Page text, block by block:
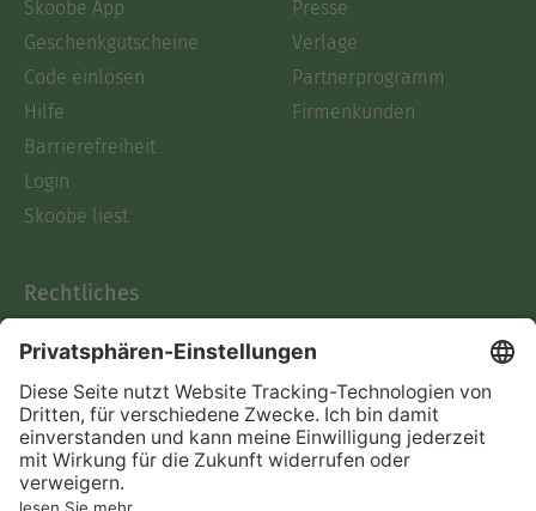
Skoobe App
Geschenkgutscheine
Code einlösen
Hilfe
Barrierefreiheit
Login
Skoobe liest
Presse
Verlage
Partnerprogramm
Firmenkunden
Rechtliches
AGB
Informationen nach Data
Act
Verträge hier kündigen
Impressum